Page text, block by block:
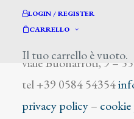
LOGIN / REGISTER
CARRELLO
Il tuo carrello è vuoto.
viale Buonarroti, 9 –
tel +39 0584 54354
privacy policy–